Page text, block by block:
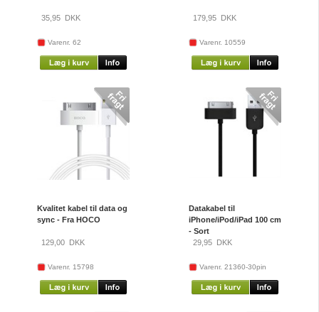
35,95DKK
Varenr. 62
179,95 DKK
Varenr. 10559
Kvalitet kabel til data og
sync - Fra HOCO
129,00DKK
Varenr. 15798
Datakabel til
iPhone/iPod/iPad 100 cm
- Sort
29,95 DKK
Varenr. 21360-30pin